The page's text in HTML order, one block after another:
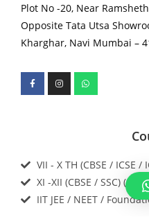
Plot No -20, Near
Opposite Tata Utsa
Kharghar, Navi Mumbai –
VII - X TH (CBSE / ICSE /
XI -XII (CBSE / SSC)
IIT JEE / NEET /